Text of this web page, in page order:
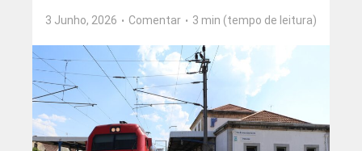
3 Junho, 2026 Comentar 3 min (tempo de leitura)